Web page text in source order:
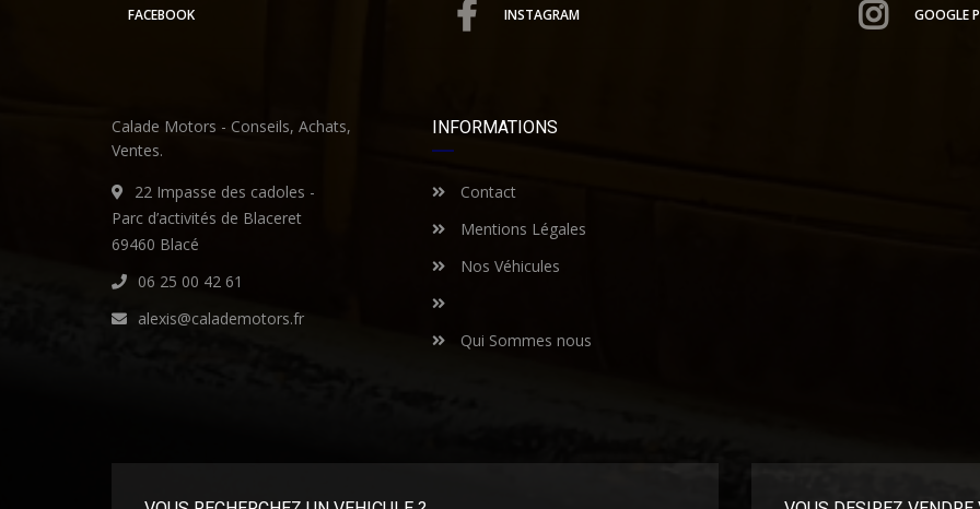
FACEBOOK INSTAGRAM GOOGLE
Calade Motors - Conseils, Achats,
Ventes.
22 Impasse des cadoles -
Parc d’activités de Blaceret
69460 Blacé
06 25 00 42 61
alexis@calademotors.fr
INFORMATIONS
Contact
Mentions Légales
Nos Véhicules
Qui Sommes nous